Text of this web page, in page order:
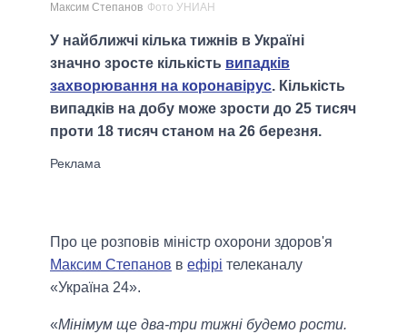
Максим Степанов Фото УНИАН
У найближчі кілька тижнів в Україні
значно зросте кількість випадків
захворювання на коронавірус. Кількість
випадків на добу може зрости до 25 тисяч
проти 18 тисяч станом на 26 березня.
Про це розповів міністр охорони здоров'я
Максим Степанов в ефірі телеканалу
«Україна 24».
«Мінімум ще два-три тижні будемо рости.